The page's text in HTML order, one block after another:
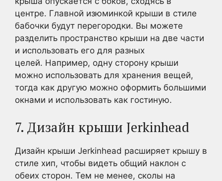
центре. Главной изюминкой крыши в стиле
бабочки будут перегородки. Вы можете
разделить пространство крыши на две части
и использовать его для разных
целей. Например, одну сторону крыши
можно использовать для хранения вещей,
тогда как другую можно оформить большими
окнами и использовать как гостиную.
7. Дизайн крыши Jerkinhead
Дизайн крыши Jerkinhead расширяет крышу в
стиле хип, чтобы видеть общий наклон с
обеих сторон. Тем не менее, сколы на